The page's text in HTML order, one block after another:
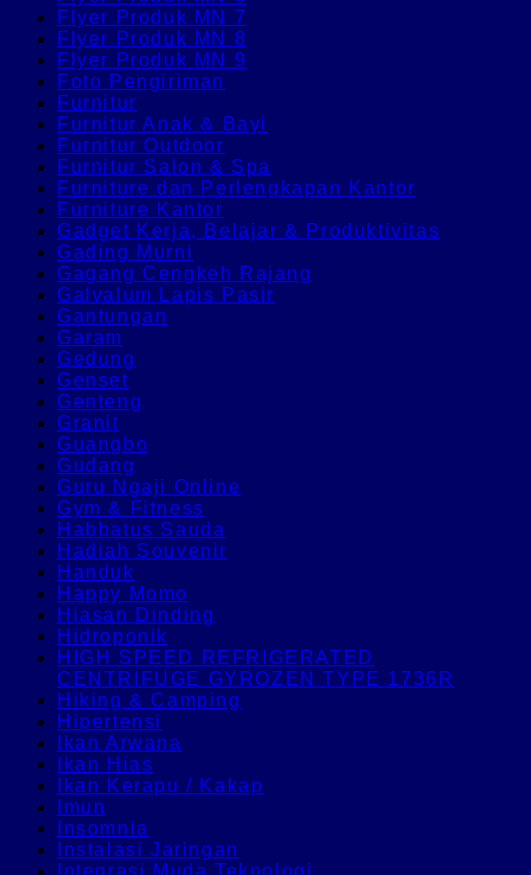
Flyer Produk MN 7
Flyer Produk MN 8
Flyer Produk MN 9
Foto Pengiriman
Furnitur
Furnitur Anak & Bayi
Furnitur Outdoor
Furnitur Salon & Spa
Furniture dan Perlengkapan Kantor
Furniture Kantor
Gadget Kerja, Belajar & Produktivitas
Gading Murni
Gagang Cengkeh Rajang
Galvalum Lapis Pasir
Gantungan
Garam
Gedung
Genset
Genteng
Granit
Guangbo
Gudang
Guru Ngaji Online
Gym & Fitness
Habbatus Sauda
Hadiah Souvenir
Handuk
Happy Momo
Hiasan Dinding
Hidroponik
HIGH SPEED REFRIGERATED
CENTRIFUGE GYROZEN TYPE 1736R
Hiking & Camping
Hipertensi
Ikan Arwana
Ikan Hias
Ikan Kerapu / Kakap
Imun
Insomnia
Instalasi Jaringan
Integrasi Muda Teknologi